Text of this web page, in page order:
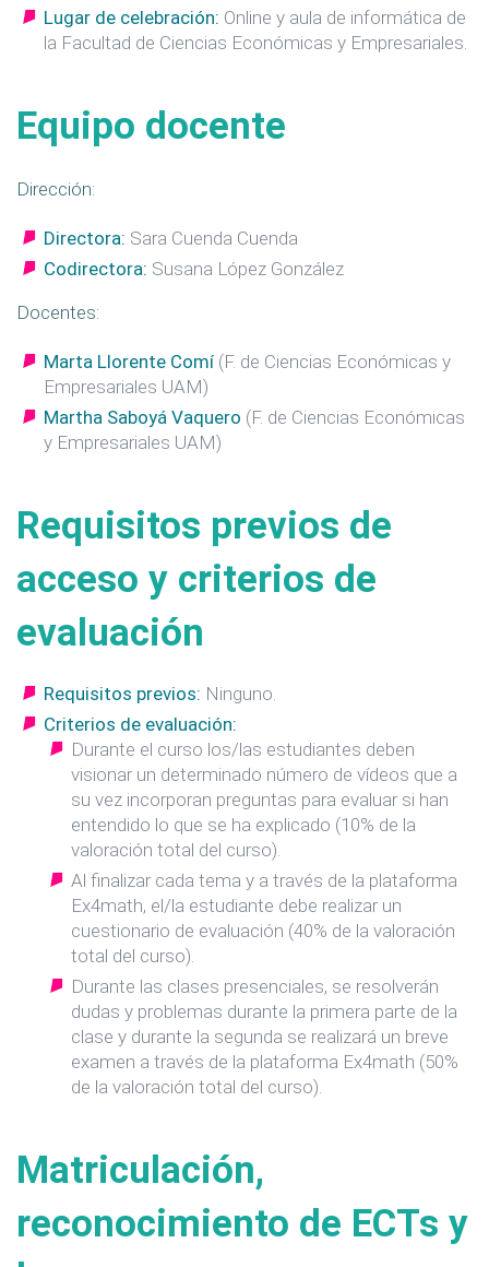
Lugar de celebración: Online y aula de informática de
la Facultad de Ciencias Económicas y Empresariales.
Equipo docente
Dirección:
Directora: Sara Cuenda Cuenda
Codirectora: Susana López González
Docentes:
Marta Llorente Comí (F. de Ciencias Económicas y
Empresariales UAM)
Martha Saboyá Vaquero (F. de Ciencias Económicas
y Empresariales UAM)
Requisitos previos de
acceso y criterios de
evaluación
Requisitos previos: Ninguno.
Criterios de evaluación:
Durante el curso los/las estudiantes deben
visionar un determinado número de vídeos que a
su vez incorporan preguntas para evaluar si han
entendido lo que se ha explicado (10% de la
valoración total del curso).
Al finalizar cada tema y a través de la plataforma
Ex4math, el/la estudiante debe realizar un
cuestionario de evaluación (40% de la valoración
total del curso).
Durante las clases presenciales, se resolverán
dudas y problemas durante la primera parte de la
clase y durante la segunda se realizará un breve
examen a través de la plataforma Ex4math (50%
de la valoración total del curso).
Matriculación,
reconocimiento de ECTs y